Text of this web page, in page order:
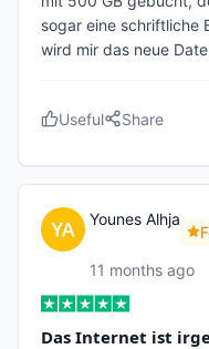
sogar eine schriftliche
wird mir das neue
Useful Share
Younes Alhja
11 months ago
Das Internet ist